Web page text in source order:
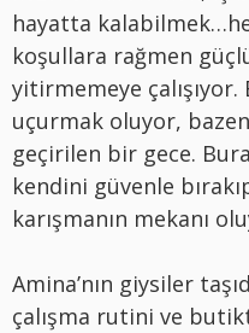
hayatta
koşullara rağmen
yitirmemeye
uçurmak oluyor,
geçirilen bir gece.
kendini güvenle
karışmanın mekanı
Amina’nın giysiler
çalışma rutini ve